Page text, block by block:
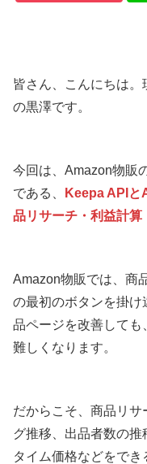
皆さん、こんにちは
の黒澤です。
今回は、Amazon物販
である、
Keepa APIと
品リサーチ・利益計算
Amazon物販では、商
の最初のボタンを掛
品ページを改善して
難しくなります。
だからこそ、商品リ
グ推移、出品者数の
タイム価格などをで